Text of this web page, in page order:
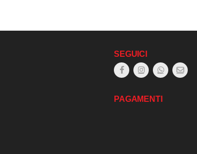
SEGUICI
PAGAMENTI